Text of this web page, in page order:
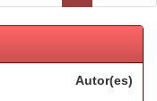
Autor(es)